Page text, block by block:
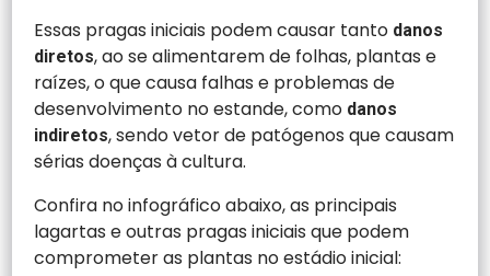
Essas pragas iniciais podem causar tanto danos
diretos, ao se alimentarem de folhas, plantas e
raízes, o que causa falhas e problemas de
desenvolvimento no estande, como danos
indiretos, sendo vetor de patógenos que causam
sérias doenças à cultura.
Confira no infográfico abaixo, as principais
lagartas e outras pragas iniciais que podem
comprometer as plantas no estádio inicial: